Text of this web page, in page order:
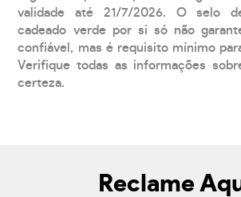
validade até 21/7/2026. O selo
cadeado verde por si só não
confiável, mas é requisito mínimo
Verifique todas as informações
certeza.
Reclame